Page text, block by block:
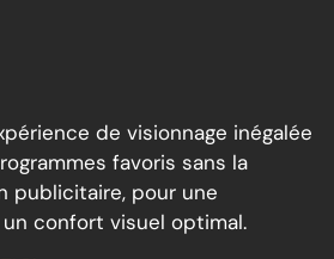
de visionnage inégalée
favoris sans la
publicitaire, pour une
confort visuel optimal.